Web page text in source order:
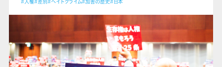
#人権#差別#ヘイトクライム#加害の歴史#日本